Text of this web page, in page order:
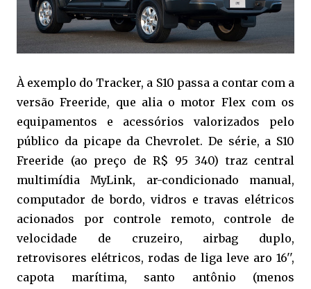
À exemplo do Tracker, a S10 passa a contar com a
versão Freeride, que alia o motor Flex com os
equipamentos e acessórios valorizados pelo
público da picape da Chevrolet. De série, a S10
Freeride (ao preço de R$ 95 340) traz central
multimídia MyLink, ar-condicionado manual,
computador de bordo, vidros e travas elétricos
acionados por controle remoto, controle de
velocidade de cruzeiro, airbag duplo,
retrovisores elétricos, rodas de liga leve aro 16'',
capota marítima, santo antônio (menos